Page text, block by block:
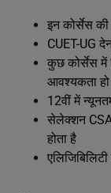
इन कोर्सेस की
CUET-UG
कुछ कोर्सेस में
आवश्यकता
12वीं में
सेलेक्शन
होता है